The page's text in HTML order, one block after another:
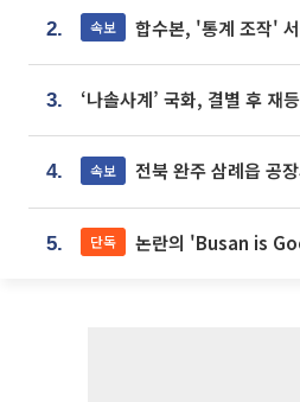
2. 속보 합수본, '통계 조작' 서울·경기·
3.
4. 속보 전북 완주 삼례읍 공
5. 단독 논란의 'Busan is Good'…8억 도시브